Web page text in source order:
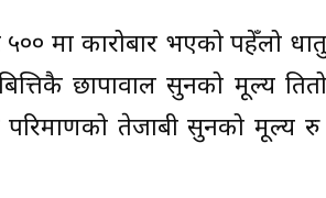
५०० मा कारोबार भएको पहेँलो
छापावाल सुनको मूल्य
तेजाबी सुनको मूल्य